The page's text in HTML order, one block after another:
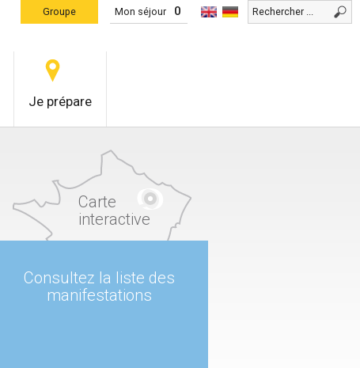
Mon séjour 0
Groupe
Je prépare
Carte
interactive
Consultez la liste des
manifestations